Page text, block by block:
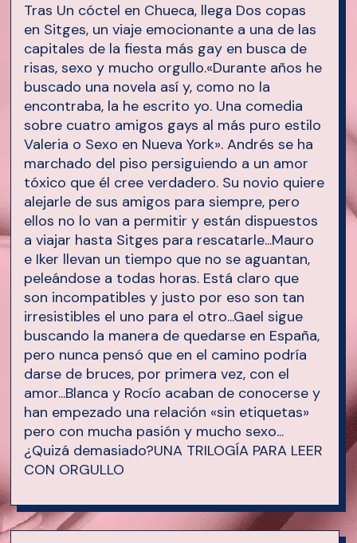
Tras Un cóctel en Chueca, llega Dos copas
en Sitges, un viaje emocionante a una de las
capitales de la fiesta más gay en busca de
risas, sexo y mucho orgullo.«Durante años he
buscado una novela así y, como no la
encontraba, la he escrito yo. Una comedia
sobre cuatro amigos gays al más puro estilo
Valeria o Sexo en Nueva York». Andrés se ha
marchado del piso persiguiendo a un amor
tóxico que él cree verdadero. Su novio quiere
alejarle de sus amigos para siempre, pero
ellos no lo van a permitir y están dispuestos
a viajar hasta Sitges para rescatarle...Mauro
e Iker llevan un tiempo que no se aguantan,
peleándose a todas horas. Está claro que
son incompatibles y justo por eso son tan
irresistibles el uno para el otro...Gael sigue
buscando la manera de quedarse en España,
pero nunca pensó que en el camino podría
darse de bruces, por primera vez, con el
amor...Blanca y Rocío acaban de conocerse y
han empezado una relación «sin etiquetas»
pero con mucha pasión y mucho sexo...
¿Quizá demasiado?UNA TRILOGÍA PARA LEER
CON ORGULLO